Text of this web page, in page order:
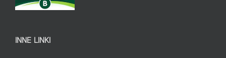
INNE LINKI